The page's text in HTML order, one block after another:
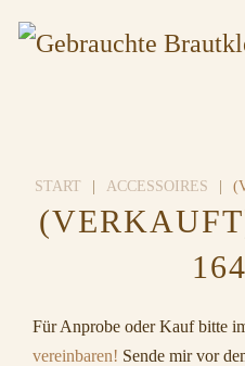
START ACCESSOIRES
Für Anprobe oder Kauf bitte
vereinbaren! Sende mir vor